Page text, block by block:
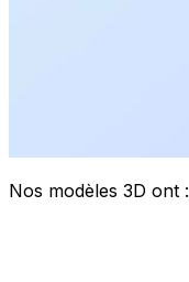
Nos modèles 3D ont :